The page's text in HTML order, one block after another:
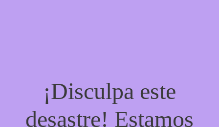
¡Disculpa este
desastre! Estamos